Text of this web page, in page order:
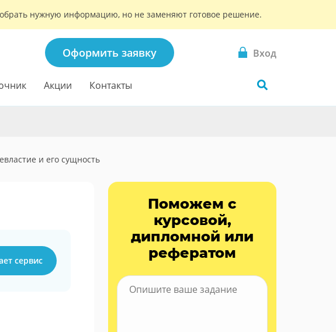
нужную информацию, но не заменяют готовое решение.
Оформить заявку Вход
Акции Контакты
и его сущность
сервис
Поможем с
курсовой,
дипломной или
рефератом